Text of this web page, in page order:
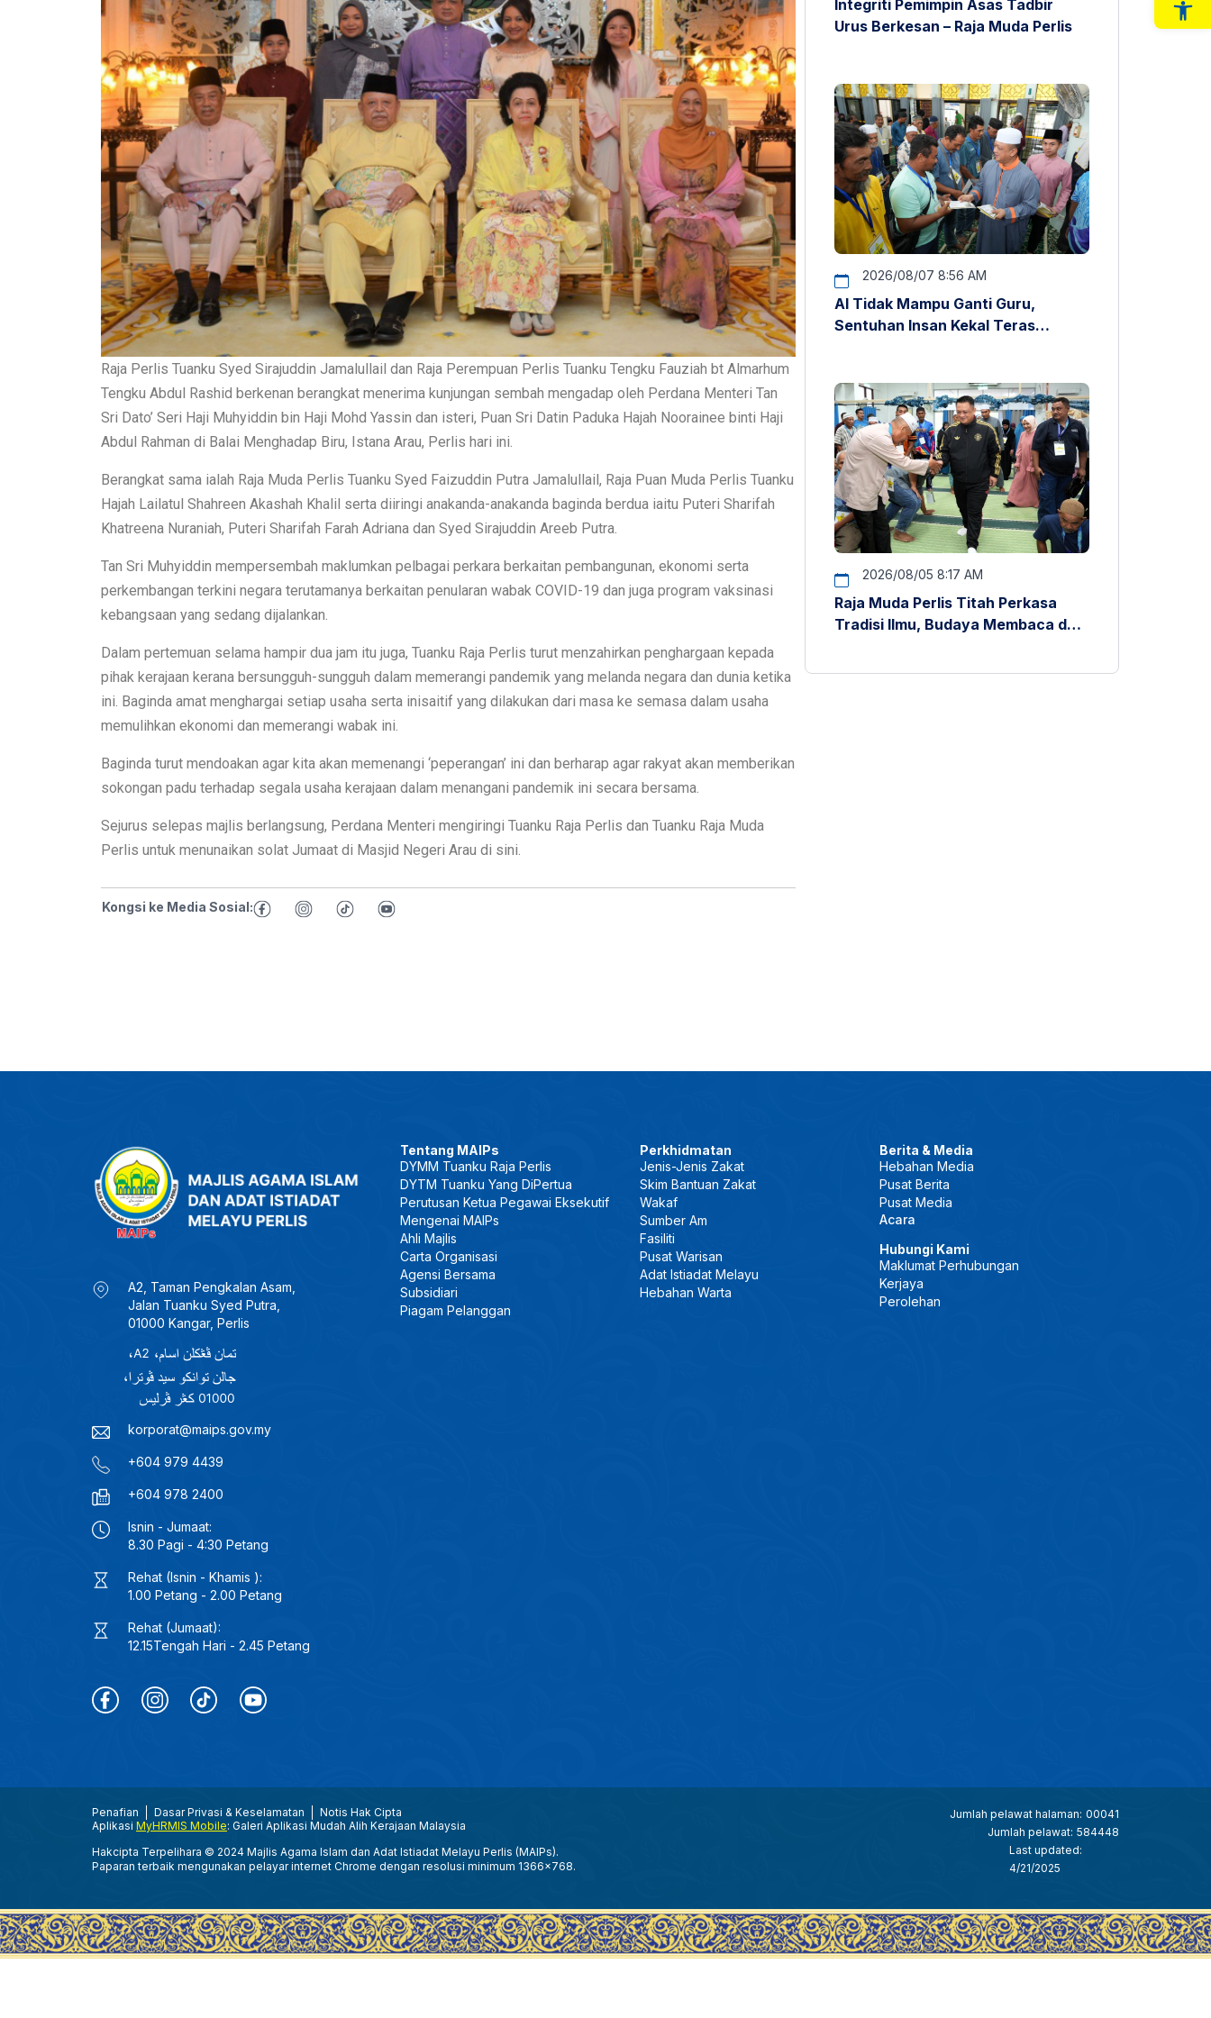
Raja Perlis Tuanku Syed Sirajuddin Jamalullail dan Raja Perempuan Perlis Tuanku Tengku Fauziah bt Almarhum
Tengku Abdul Rashid berkenan berangkat menerima kunjungan sembah mengadap oleh Perdana Menteri Tan
Sri Dato’ Seri Haji Muhyiddin bin Haji Mohd Yassin dan isteri, Puan Sri Datin Paduka Hajah Noorainee binti Haji
Abdul Rahman di Balai Menghadap Biru, Istana Arau, Perlis hari ini.
Berangkat sama ialah Raja Muda Perlis Tuanku Syed Faizuddin Putra Jamalullail, Raja Puan Muda Perlis Tuanku
Hajah Lailatul Shahreen Akashah Khalil serta diiringi anakanda-anakanda baginda berdua iaitu Puteri Sharifah
Khatreena Nuraniah, Puteri Sharifah Farah Adriana dan Syed Sirajuddin Areeb Putra.
Tan Sri Muhyiddin mempersembah maklumkan pelbagai perkara berkaitan pembangunan, ekonomi serta
perkembangan terkini negara terutamanya berkaitan penularan wabak COVID-19 dan juga program vaksinasi
kebangsaan yang sedang dijalankan.
Dalam pertemuan selama hampir dua jam itu juga, Tuanku Raja Perlis turut menzahirkan penghargaan kepada
pihak kerajaan kerana bersungguh-sungguh dalam memerangi pandemik yang melanda negara dan dunia ketika
ini. Baginda amat menghargai setiap usaha serta inisaitif yang dilakukan dari masa ke semasa dalam usaha
memulihkan ekonomi dan memerangi wabak ini.
Baginda turut mendoakan agar kita akan memenangi ‘peperangan’ ini dan berharap agar rakyat akan memberikan
sokongan padu terhadap segala usaha kerajaan dalam menangani pandemik ini secara bersama.
Sejurus selepas majlis berlangsung, Perdana Menteri mengiringi Tuanku Raja Perlis dan Tuanku Raja Muda
Perlis untuk menunaikan solat Jumaat di Masjid Negeri Arau di sini.
Kongsi ke Media Sosial:
Integriti Pemimpin Asas Tadbir
Urus Berkesan – Raja Muda Perlis
2026/08/07 8:56 AM
AI Tidak Mampu Ganti Guru,
Sentuhan Insan Kekal Teras
2026/08/05 8:17 AM
Raja Muda Perlis Titah Perkasa
Tradisi Ilmu, Budaya Membaca dan
A2, Taman Pengkalan Asam,
Jalan Tuanku Syed Putra,
01000 Kangar, Perlis
korporat@maips.gov.my
+604 979 4439
+604 978 2400
Isnin - Jumaat:
8.30 Pagi - 4:30 Petang
Rehat (Isnin - Khamis ):
1.00 Petang - 2.00 Petang
Rehat (Jumaat):
12.15Tengah Hari - 2.45 Petang
Tentang MAIPs
DYMM Tuanku Raja Perlis
DYTM Tuanku Yang DiPertua
Perutusan Ketua Pegawai Eksekutif
Mengenai MAIPs
Ahli Majlis
Carta Organisasi
Agensi Bersama
Subsidiari
Piagam Pelanggan
Perkhidmatan
Jenis-Jenis Zakat
Skim Bantuan Zakat
Wakaf
Sumber Am
Fasiliti
Pusat Warisan
Adat Istiadat Melayu
Hebahan Warta
Berita & Media
Hebahan Media
Pusat Berita
Pusat Media
Acara
Hubungi Kami
Maklumat Perhubungan
Kerjaya
Perolehan
Penafian Dasar Privasi & Keselamatan
Notis Hak Cipta
Aplikasi MyHRMIS Mobile: Galeri Aplikasi Mudah Alih Kerajaan Malaysia
Hakcipta Terpelihara © 2024 Majlis Agama Islam dan Adat Istiadat Melayu Perlis (MAIPs).
Paparan terbaik mengunakan pelayar internet Chrome dengan resolusi minimum 1366x768.
Jumlah pelawat halaman: 00041
Jumlah pelawat: 584448
Last updated:
4/21/2025